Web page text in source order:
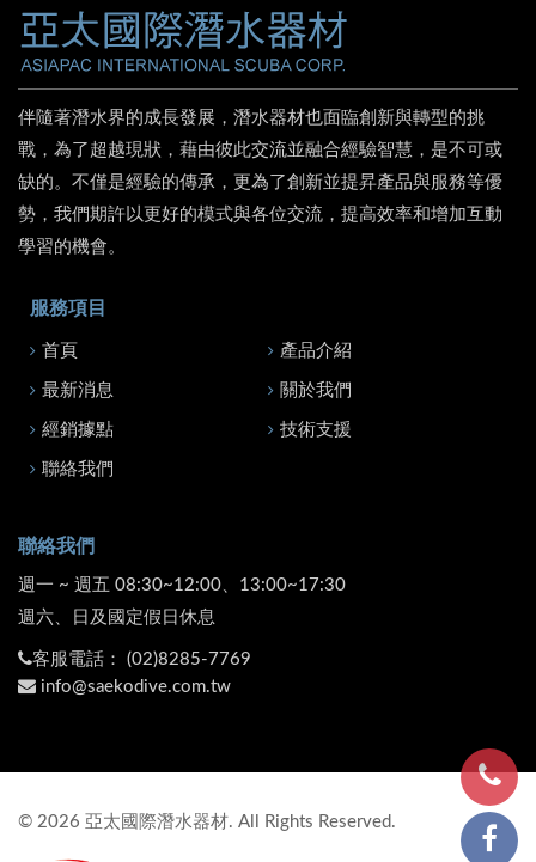
伴隨著潛水界的成長發展，潛水器材也面臨創新與轉型的挑
戰，為了超越現狀，藉由彼此交流並融合經驗智慧，是不可或
缺的。不僅是經驗的傳承，更為了創新並提昇產品與服務等優
勢，我們期許以更好的模式與各位交流，提高效率和增加互動
學習的機會。
服務項目
首頁 產品介紹
最新消息 關於我們
經銷據點 技術支援
聯絡我們
聯絡我們
週一 ~ 週五 08:30~12:00、13:00~17:30
週六、日及國定假日休息
客服電話： (02)8285-7769
info@saekodive.com.tw
© 2026 亞太國際潛水器材. All Rights Reserved.